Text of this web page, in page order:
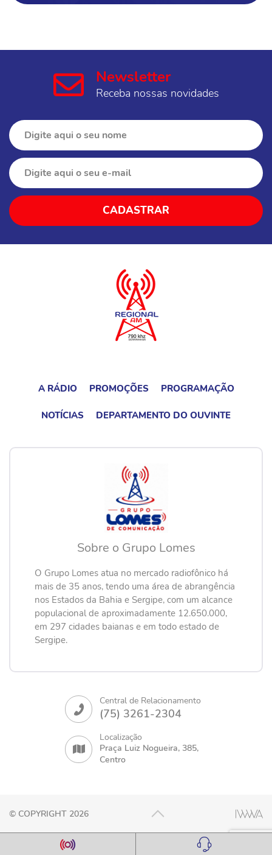
Newsletter
Receba nossas novidades
A RÁDIO PROMOÇÕES PROGRAMAÇÃO
NOTÍCIAS DEPARTAMENTO DO OUVINTE
Sobre o Grupo Lomes
O Grupo Lomes atua no mercado radiofônico há
mais de 35 anos, tendo uma área de abrangência
nos Estados da Bahia e Sergipe, com um alcance
populacional de aproximadamente 12.650.000,
em 297 cidades baianas e em todo estado de
Sergipe.
Central de Relacionamento
(75) 3261-2304
Localização
Praça Luiz Nogueira, 385,
Centro
© COPYRIGHT 2026